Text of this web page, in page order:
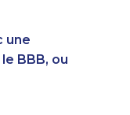
une
BBB, ou